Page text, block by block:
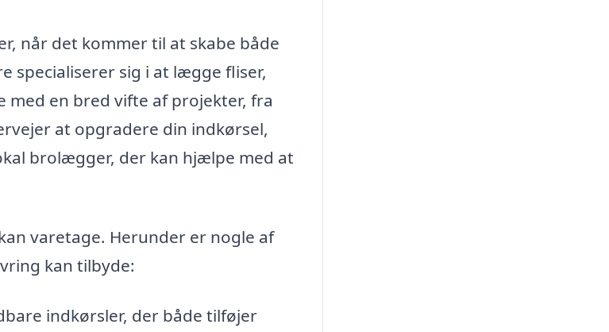
når det kommer til at skabe både
specialiserer sig i at lægge fliser,
en bred vifte af projekter, fra
at opgradere din indkørsel,
brolægger, der kan hjælpe med at
varetage. Herunder er nogle af
kan tilbyde:
indkørsler, der både tilføjer